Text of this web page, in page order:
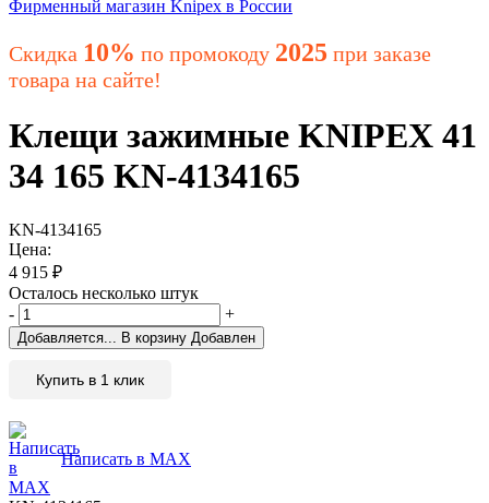
Скидка 10% по промокоду 2025 при заказе
товара на сайте!
Клещи зажимные KNIPEX 41
34 165 KN-4134165
KN-4134165
Цена:
4 915 ₽
Осталось несколько штук
-
+
Добавляется... В корзину Добавлен
Купить в 1 клик
Написать в MAX